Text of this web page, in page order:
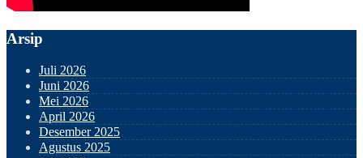
Arsip
Juli 2026
Juni 2026
Mei 2026
April 2026
Desember 2025
Agustus 2025